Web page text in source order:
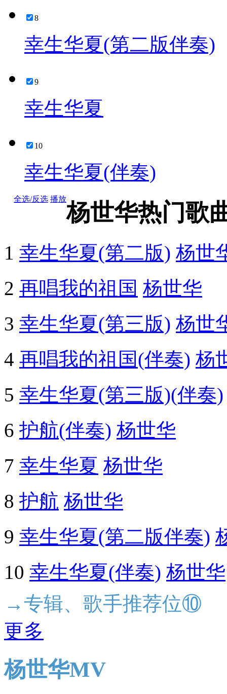
8
幸生华夏(第二版伴奏)
9
幸生华夏
10
幸生华夏(伴奏)
全选/反选 播放
杨世华热门歌
1 幸生华夏(第二版) 杨世
2 再唱我的祖国 杨世华
3 幸生华夏(第三版) 杨世
4 再唱我的祖国(伴奏) 杨
5 幸生华夏(第三版)(伴奏)
6 护航(伴奏) 杨世华
7 幸生华夏 杨世华
8 护航 杨世华
9 幸生华夏(第二版伴奏)
10 幸生华夏(伴奏) 杨世华
→专辑、歌手推荐位⑩
更多
杨世华MV